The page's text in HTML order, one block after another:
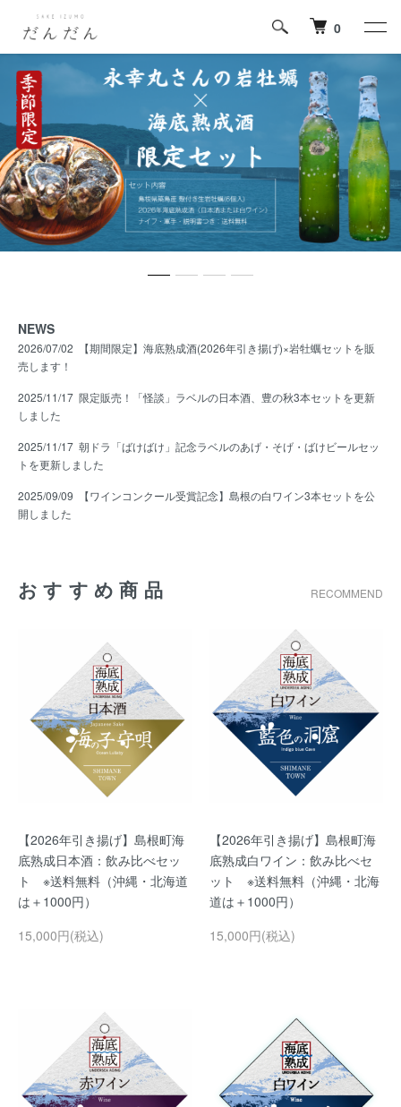
0
NEWS
2026/07/02
【期間限定】海底熟成酒(2026年引き揚げ)×岩牡蠣セットを販
売します！
2025/11/17 限定販売！「怪談」ラベルの日本酒、豊の秋3本セットを更新
しました
2025/11/17 朝ドラ「ばけばけ」記念ラベルのあげ・そげ・ばけビールセッ
トを更新しました
2025/09/09
【ワインコンクール受賞記念】島根の白ワイン3本セットを公
開しました
おすすめ商品 RECOMMEND
【2026年引き揚げ】島根町海
底熟成日本酒：飲み比べセッ
ト ※送料無料（沖縄・北海道
は＋1000円）
15,000円(税込)
【2026年引き揚げ】島根町海
底熟成白ワイン：飲み比べセ
ット ※送料無料（沖縄・北海
道は＋1000円）
15,000円(税込)